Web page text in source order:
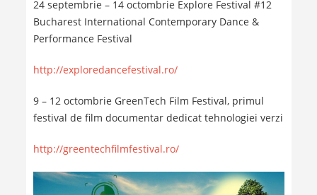
24 septembrie – 14 octombrie Explore Festival #12
Bucharest International Contemporary Dance &
Performance Festival
http://exploredancefestival.ro/
9 – 12 octombrie GreenTech Film Festival, primul
festival de film documentar dedicat tehnologiei verzi
http://greentechfilmfestival.ro/